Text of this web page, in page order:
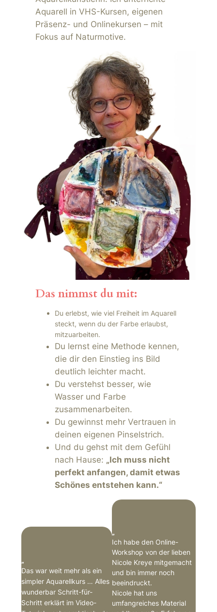
Aquarell in VHS-Kursen, eigenen
Präsenz- und Onlinekursen – mit
Fokus auf Naturmotive.
Das nimmst du mit:
Du erlebst, wie viel Freiheit im Aquarell
steckt, wenn du der Farbe erlaubst,
mitzuarbeiten.
Du lernst eine Methode kennen,
die dir den Einstieg ins Bild
deutlich leichter macht.
Du verstehst besser, wie
Wasser und Farbe
zusammenarbeiten.
Du gewinnst mehr Vertrauen in
deinen eigenen Pinselstrich.
Und du gehst mit dem Gefühl
nach Hause: „Ich muss nicht
perfekt anfangen, damit etwas
Schönes entstehen kann.“
„
Das war weit mehr als ein
simpler Aquarellkurs … Alles
wunderbar Schritt-für-
Schritt erklärt im Video-
„
Ich habe den Online-
Workshop von der lieben
Nicole Kreye mitgemacht
und bin immer noch
beeindruckt.
Nicole hat uns
umfangreiches Material